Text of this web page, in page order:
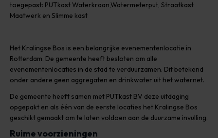
toegepast: PUTkast Waterkraan,Watermeterput, Straatkast
Maatwerk en Slimme kast
Het Kralingse Bos is een belangrijke evenementenlocatie in
Rotterdam. De gemeente heeft besloten om alle
evenementenlocaties in de stad te verduurzamen. Dit betekend
onder andere geen aggregaten en drinkwater uit het waternet.
De gemeente heeft samen met PUTkast BV deze uitdaging
opgepakt en als één van de eerste locaties het Kralingse Bos
geschikt gemaakt om te laten voldoen aan de duurzame invulling.
Ruime voorzieningen